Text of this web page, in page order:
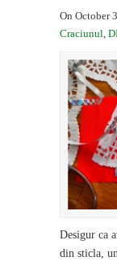
On October
Craciunul
Desigur ca
din sticla,